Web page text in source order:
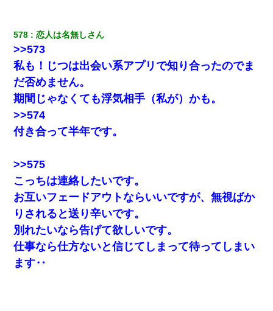
578 恋人は名無しさん
>>573
私も！じつは出会い系アプリで知り合ったのでま
だ否めません。
期間じゃなくても浮気相手（私が）かも。
>>574
付き合って半年です。
>>575
こっちは連絡したいです。
お互いフェードアウトならいいですが、無視ばか
りされると送り辛いです。
別れたいなら告げて欲しいです。
仕事なら仕方ないと信じてしまって待ってしまい
ます‥